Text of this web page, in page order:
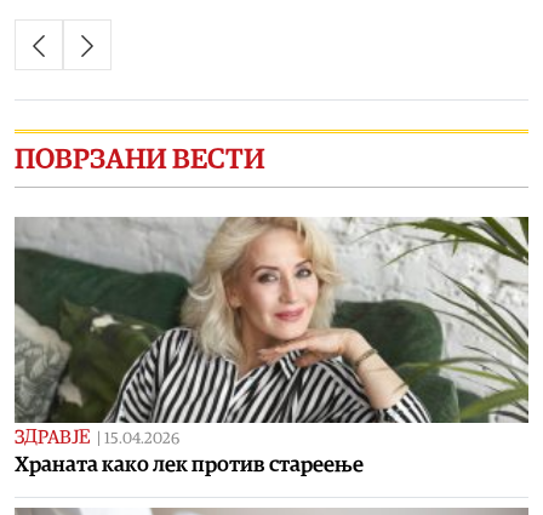
ПОВРЗАНИ ВЕСТИ
ЗДРАВЈЕ 15.04.2026
Храната како лек против стареење